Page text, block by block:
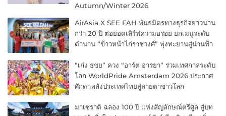
Autumn/Winter 2026
AirAsia X SEE FAH พันธมิตรทางธุรกิจยาวนาน
กว่า 20 ปี ต่อยอดเสิร์ฟความอร่อย ยกเมนูระดับ
ตำนาน “ข้าวหน้าไก่ราชวงศ์” พุ่งทะยานสู่น่านฟ้า
“เก่ง ธชย” ควง “อาร์ต อารยา” ร่วมเทศกาลระดับ
โลก WorldPride Amsterdam 2026 ประกาศ
ศักดาพลังประเทศไทยสู่สายตาชาวโลก
มาเซราติ ฉลอง 100 ปี แห่งสัญลักษณ์ตรีศูล สู่บท